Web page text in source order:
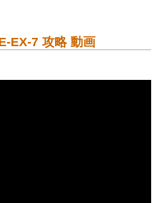
EX-7 攻略 動画